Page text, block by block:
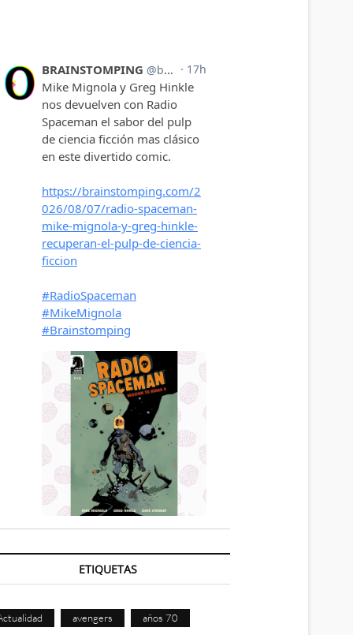
ETIQUETAS
avengers años 70